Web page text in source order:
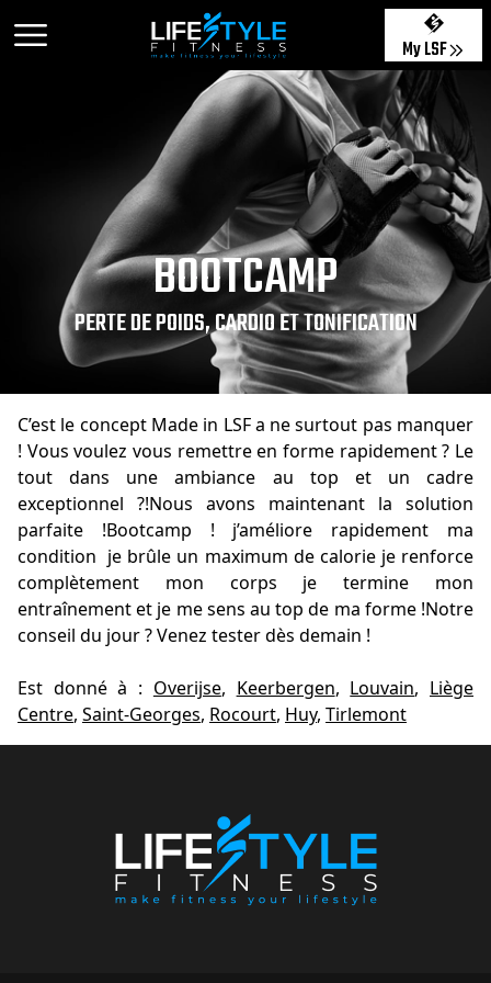
My LSF
BOOTCAMP
PERTE DE POIDS, CARDIO ET TONIFICATION
C’est le concept Made in LSF a ne surtout pas manquer
! Vous voulez vous remettre en forme rapidement ? Le
tout dans une ambiance au top et un cadre
exceptionnel ?!Nous avons maintenant la solution
parfaite !Bootcamp ! j’améliore rapidement ma
condition je brûle un maximum de calorie je renforce
complètement mon corps je termine mon
entraînement et je me sens au top de ma forme !Notre
conseil du jour ? Venez tester dès demain !
Est donné à : Overijse, Keerbergen, Louvain, Liège
Centre, Saint-Georges, Rocourt, Huy, Tirlemont